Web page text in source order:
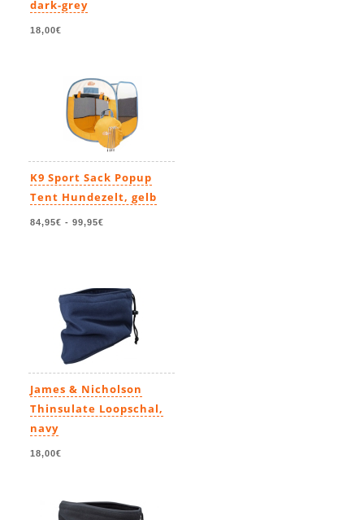
dark-grey
18,00€
K9 Sport Sack Popup
Tent Hundezelt, gelb
84,95€ - 99,95€
James & Nicholson
Thinsulate Loopschal,
navy
18,00€